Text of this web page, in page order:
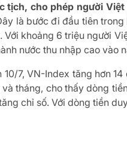
tịch, cho phép người
là bước đi đầu tiên trong
khoảng 6 triệu người
nước thu nhập cao vào
7, VN-Index tăng hơn
tháng, cho thấy dòng
chỉ số. Với dòng tiền